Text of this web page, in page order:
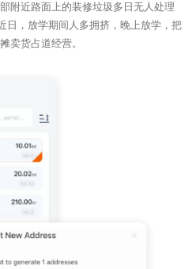
附近路面上的装修垃圾多日无人处理
，放学期间人多拥挤，晚上放学，把
卖货占道经营。